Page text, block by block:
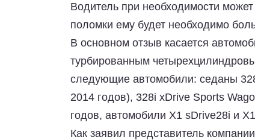
Водитель при необходимости
поломки ему будет необходимо
В основном отзыв касается
турбированным
следующие автомобили: седаны
2014 годов), 328i xDrive Sports
годов, автомобили X1 sDrive28i и
Как заявил представитель